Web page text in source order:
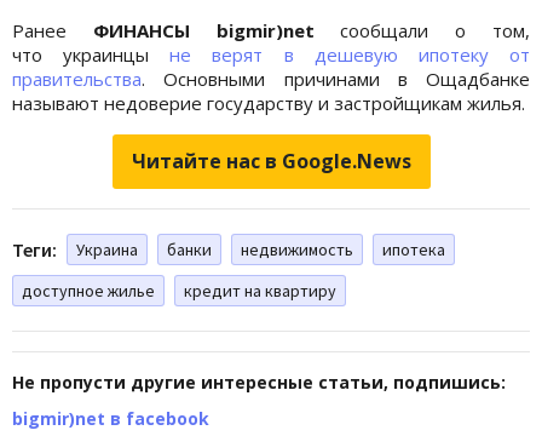
Ранее ФИНАНСЫ bigmir)net сообщали о том,
что украинцыне верят в дешевую ипотеку от
правительства. Основными причинами в Ощадбанке
называют недоверие государству и застройщикам жилья.
Читайте нас в Google.News
Теги: Украина банки недвижимость
ипотека
доступное жилье
кредит на квартиру
Не пропусти другие интересные статьи, подпишись:
bigmir)net в facebook